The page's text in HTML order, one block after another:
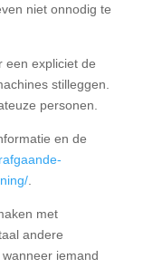
niet onnodig te
een expliciet de
stilleggen.
personen.
en de
.
met
andere
iemand